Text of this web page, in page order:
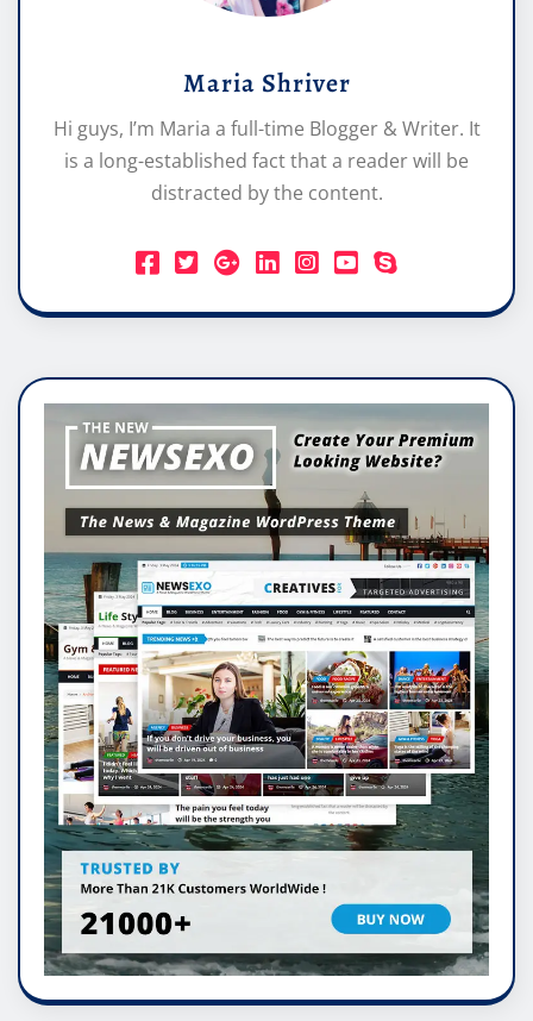
Maria Shriver
Hi guys, I’m Maria a full-time Blogger & Writer. It
is a long-established fact that a reader will be
distracted by the content.